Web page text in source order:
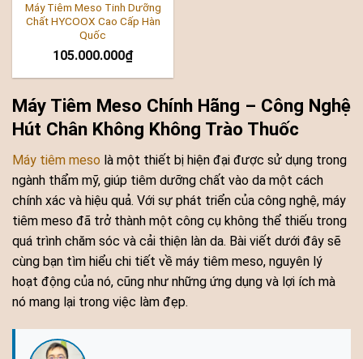
Máy Tiêm Meso Tinh Dưỡng
Chất HYCOOX Cao Cấp Hàn
Quốc
105.000.000₫
Máy Tiêm Meso Chính Hãng – Công Nghệ
Hút Chân Không Không Trào Thuốc
Máy tiêm meso là một thiết bị hiện đại được sử dụng trong
ngành thẩm mỹ, giúp tiêm dưỡng chất vào da một cách
chính xác và hiệu quả. Với sự phát triển của công nghệ, máy
tiêm meso đã trở thành một công cụ không thể thiếu trong
quá trình chăm sóc và cải thiện làn da. Bài viết dưới đây sẽ
cùng bạn tìm hiểu chi tiết về máy tiêm meso, nguyên lý
hoạt động của nó, cũng như những ứng dụng và lợi ích mà
nó mang lại trong việc làm đẹp.